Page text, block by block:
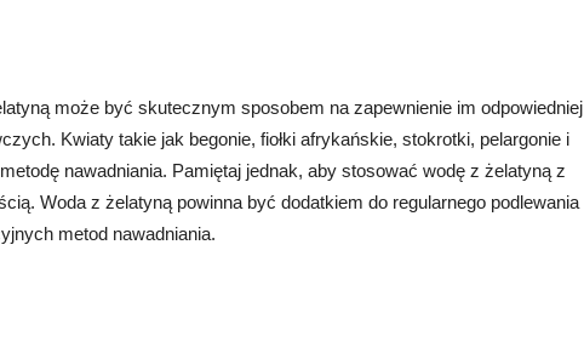
może być skutecznym sposobem na zapewnienie im odpowiedniej
Kwiaty takie jak begonie, fiołki afrykańskie, stokrotki, pelargonie i
nawadniania. Pamiętaj jednak, aby stosować wodę z żelatyną z
Woda z żelatyną powinna być dodatkiem do regularnego podlewania
metod nawadniania.